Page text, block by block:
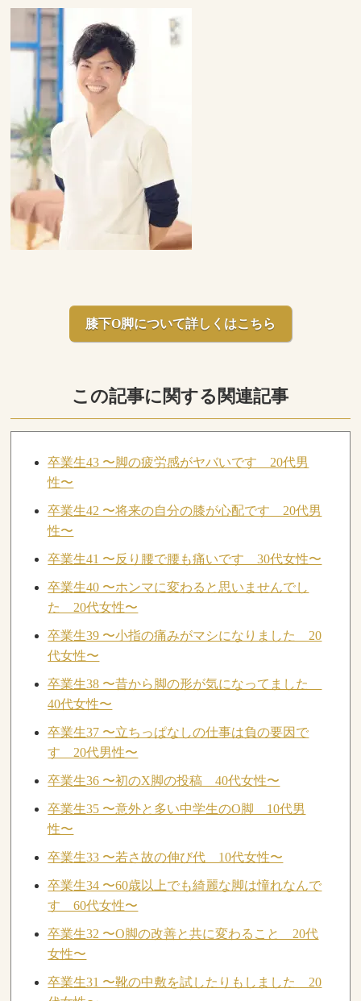
膝下O脚について詳しくはこちら
この記事に関する関連記事
卒業生43 〜脚の疲労感がヤバいです 20代男
性〜
卒業生42 〜将来の自分の膝が心配です 20代男
性〜
卒業生41 〜反り腰で腰も痛いです 30代女性〜
卒業生40 〜ホンマに変わると思いませんでし
た 20代女性〜
卒業生39 〜小指の痛みがマシになりました 20
代女性〜
卒業生38 〜昔から脚の形が気になってました
40代女性〜
卒業生37 〜立ちっぱなしの仕事は負の要因で
す 20代男性〜
卒業生36 〜初のX脚の投稿 40代女性〜
卒業生35 〜意外と多い中学生のO脚 10代男
性〜
卒業生33 〜若さ故の伸び代 10代女性〜
卒業生34 〜60歳以上でも綺麗な脚は憧れなんで
す 60代女性〜
卒業生32 〜O脚の改善と共に変わること 20代
女性〜
卒業生31 〜靴の中敷を試したりもしました 20